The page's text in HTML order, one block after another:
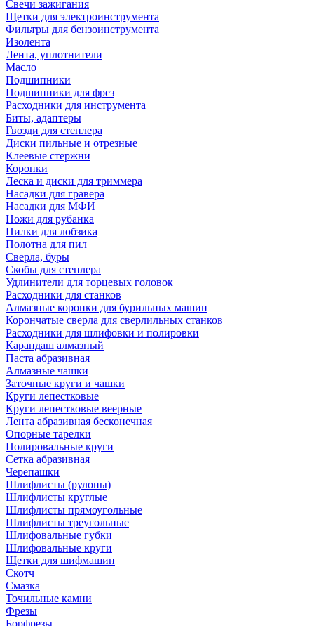
Свечи зажигания
Щетки для электроинструмента
Фильтры для бензоинструмента
Изолента
Лента, уплотнители
Масло
Подшипники
Подшипники для фрез
Расходники для инструмента
Биты, адаптеры
Гвозди для степлера
Диски пильные и отрезные
Клеевые стержни
Коронки
Леска и диски для триммера
Насадки для гравера
Насадки для МФИ
Ножи для рубанка
Пилки для лобзика
Полотна для пил
Сверла, буры
Скобы для степлера
Удлинители для торцевых головок
Расходники для станков
Алмазные коронки для бурильных машин
Корончатые сверла для сверлильных станков
Расходники для шлифовки и полировки
Карандаш алмазный
Паста абразивная
Алмазные чашки
Заточные круги и чашки
Круги лепестковые
Круги лепестковые веерные
Лента абразивная бесконечная
Опорные тарелки
Полировальные круги
Сетка абразивная
Черепашки
Шлифлисты (рулоны)
Шлифлисты круглые
Шлифлисты прямоугольные
Шлифлисты треугольные
Шлифовальные губки
Шлифовальные круги
Щетки для шифмашин
Скотч
Смазка
Точильные камни
Фрезы
Борфрезы